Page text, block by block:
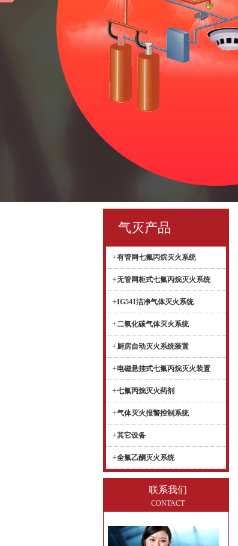
气灭产品
+有管网七氟丙烷灭火系统
+无管网柜式七氟丙烷灭火系统
+IG541洁净气体灭火系统
+二氧化碳气体灭火系统
+厨房自动灭火系统装置
+电磁悬挂式七氟丙烷灭火装置
+七氟丙烷灭火药剂
+气体灭火报警控制系统
+其它设备
+全氟乙酮灭火系统
联系我们
CONTACT